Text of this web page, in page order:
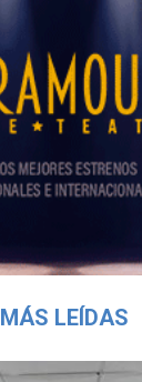
MÁS LEÍDAS